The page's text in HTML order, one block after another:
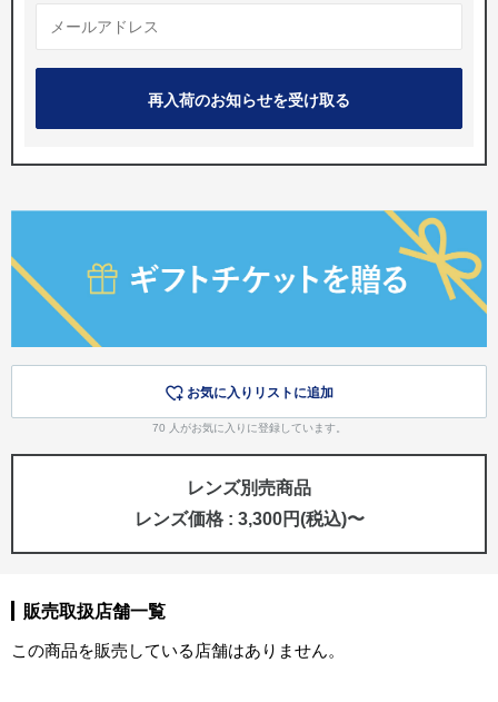
お気に入りリストに追加
70 人がお気に入りに登録しています。
レンズ別売商品
レンズ価格 : 3,300円(税込)〜
販売取扱店舗一覧
この商品を販売している店舗はありません。